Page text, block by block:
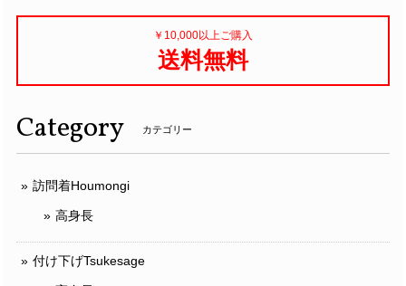
￥10,000以上ご購入
送料無料
Category カテゴリー
訪問着Houmongi
高身長
付け下げTsukesage